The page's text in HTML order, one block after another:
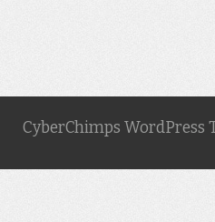
CyberChimps WordPress